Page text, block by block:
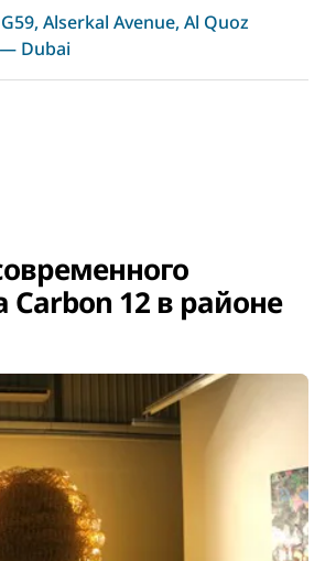
Alserkal Avenue, Al Quoz
Dubai
Carbon 12 в районе